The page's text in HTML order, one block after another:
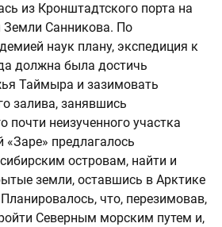
из Кронштадтского порта на
Земли Санникова. По
наук плану, экспедиция к
должна была достичь
Таймыра и зазимовать
залива, занявшись
почти неизученного участка
«Заре» предлагалось
островам, найти и
земли, оставшись в Арктике
что, перезимовав,
Северным морским путем и,